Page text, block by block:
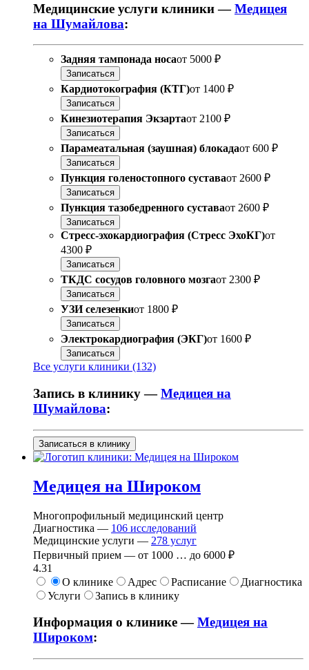
Медицинские услуги клиники —Медицея
на Шумайлова:
Задняя тампонада носаот 5000 ₽
Записаться
Кардиотокография (КТГ)от 1400 ₽
Записаться
Кинезиотерапия Экзартаот 2100 ₽
Записаться
Парамеатальная (заушная) блокадаот 600 ₽
Записаться
Пункция голеностопного суставаот 2600 ₽
Записаться
Пункция тазобедренного суставаот 2600 ₽
Записаться
Стресс-эхокардиография (Стресс ЭхоКГ)от
4300 ₽
Записаться
ТКДС сосудов головного мозгаот 2300 ₽
Записаться
УЗИ селезенкиот 1800 ₽
Записаться
Электрокардиография (ЭКГ)от 1600 ₽
Записаться
Все услуги клиники (132)
Запись в клинику —Медицея на
Шумайлова:
Записаться в клинику
Медицея на Широком
Многопрофильный медицинский центр
Диагностика — 106 исследований
Медицинские услуги — 278 услуг
Первичный прием — от 1000 … до 6000 ₽
4.31
О клинике
Адрес Расписание
Диагностика
Услуги
Запись в клинику
Информация о клинике —Медицея на
Широком: